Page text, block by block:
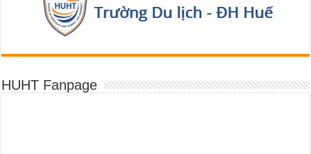
HUHT Fanpage